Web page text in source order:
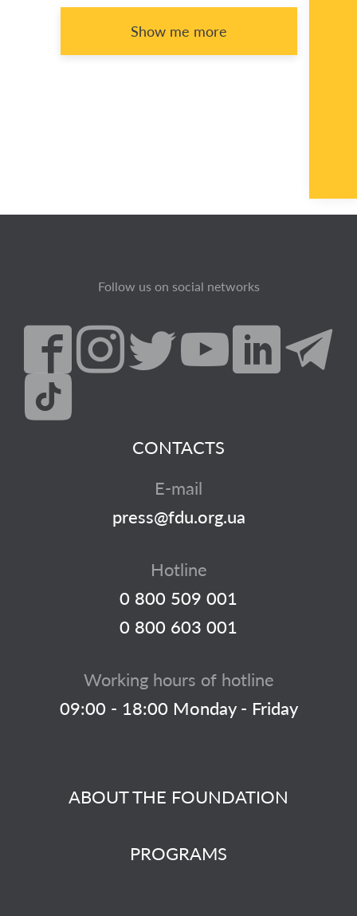
Show me more
Follow us on social networks
ABOUT THE FOUNDATION
PROGRAMS
CONTACTS
E-mail
press@fdu.org.ua
Hotline
0 800 509 001
0 800 603 001
Working hours of hotline
09:00 - 18:00 Monday - Friday